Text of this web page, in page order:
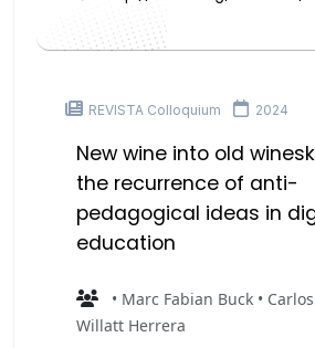
REVISTA Colloquium 2024
New wine into old
the recurrence of anti-
pedagogical ideas in
education
• Marc Fabian Buck •
Willatt Herrera